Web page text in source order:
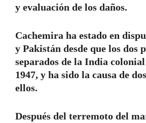
y evaluación de los daños.
Cachemira ha estado en
y Pakistán desde que los dos
separados de la India
1947, y ha sido la causa de
ellos.
Después del terremoto del